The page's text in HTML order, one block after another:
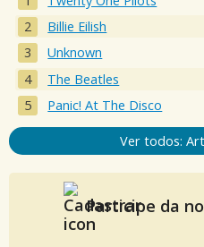
Billie Eilish
Unknown
The Beatles
Panic! At The Disco
Ver todos:
Participe da